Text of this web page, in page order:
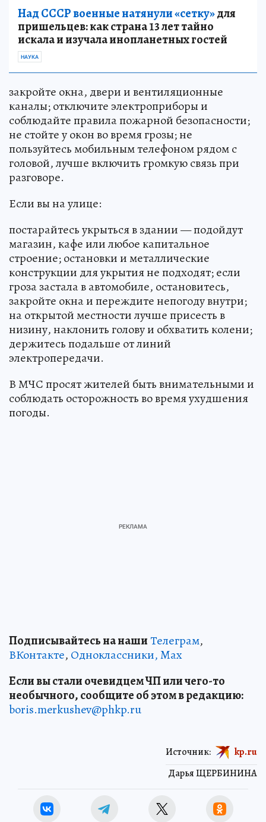
Над СССР военные натянули «сетку»для
пришельцев: как страна 13 лет тайно
искала и изучала инопланетных гостей
НАУКА
закройте окна, двери и вентиляционные
каналы; отключите электроприборы и
соблюдайте правила пожарной безопасности;
не стойте у окон во время грозы; не
пользуйтесь мобильным телефоном рядом с
головой, лучше включить громкую связь при
разговоре.
Если вы на улице:
постарайтесь укрыться в здании — подойдут
магазин, кафе или любое капитальное
строение; остановки и металлические
конструкции для укрытия не подходят; если
гроза застала в автомобиле, остановитесь,
закройте окна и переждите непогоду внутри;
на открытой местности лучше присесть в
низину, наклонить голову и обхватить колени;
держитесь подальше от линий
электропередачи.
В МЧС просят жителей быть внимательными и
соблюдать осторожность во время ухудшения
погоды.
Подписывайтесь на нашиТелеграм,
ВКонтакте, Одноклассники,Max
Если вы стали очевидцем ЧП или чего-то
необычного, сообщите об этом в редакцию:
boris.merkushev@phkp.ru
Дарья ЩЕРБИНИНА
Источник: kp.ru